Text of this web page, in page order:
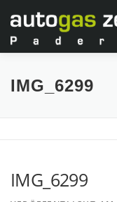
Inhalt
springen
WARUM AUTOGAS?
IMG_6299
IMG_6299